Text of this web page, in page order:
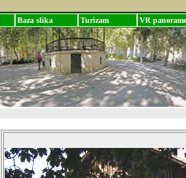
Baza slika Turizam VR panorame